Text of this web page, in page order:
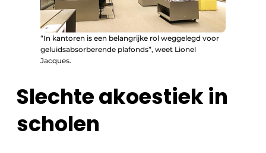
“In kantoren is een belangrijke rol weggelegd voor
geluidsabsorberende plafonds”, weet Lionel
Jacques.
Slechte akoestiek in
scholen